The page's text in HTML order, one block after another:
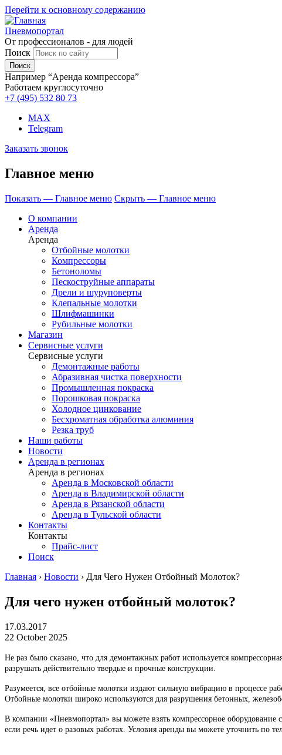
Перейти к основному содержанию
Пневмопортал
От профессионалов - для людей
Поиск
Например “Аренда компрессора”
Работаем круглосуточно
+7 (495) 532 80 73
MAX
Telegram
Заказать звонок
Главное меню
Показать — Главное меню Скрыть — Главное меню
О компании
Аренда
Аренда
Отбойные молотки
Компрессоры
Бетоноломы
Пескоструйные аппараты
Дрели и шуруповерты
Клепальные молотки
Шлифмашинки
Рубильные молотки
Магазин
Сервисные услуги
Сервисные услуги
Демонтажные работы
Абразивная чистка поверхности
Промышленная покраска
Порошковая покраска
Холодное цинкование
Бесхроматная обработка алюминия
Резка труб
Наши работы
Новости
Аренда в регионах
Аренда в регионах
Аренда в Московской области
Аренда в Владимирской области
Аренда в Рязанской области
Аренда в Тульской области
Контакты
Контакты
Прайс-лист
Поиск
Главная › Новости › Для Чего Нужен Отбойный Молоток?
Для чего нужен отбойный молоток?
17.03.2017
22 October 2025
Не раз было сказано, что для демонтажных работ используется
разрушать действительно твердые и прочные конструкции.
Разумеется, все отбойные молотки издают сильную вибрацию в процессе
Отбойные молотки широко используются для разрушения бетонных,
В компании «Пневмопортал» вы можете взять компрессорное
если речь идет о разовых работах. Условия аренды вы можете уточнить по